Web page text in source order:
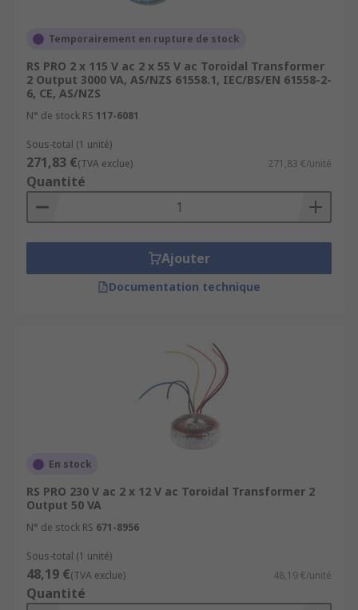
transformers and create less hum noise.
They present excellent value for money.
Toroidal cores take less energy to maintain
a magnetic field, and therefore use less
power.
Temporairement en rupture de stock
RS PRO 2 x 115 V ac 2 x 55 V ac Toroidal Transformer
2 Output 3000 VA, AS/NZS 61558.1, IEC/BS/EN 61558-2-
6, CE, AS/NZS
N° de stock RS 117-6081
Sous-total (1 unité)
271,83 €(TVA exclue) 271,83 €/unité
Quantité
Ajouter
Documentation technique
En stock
RS PRO 230 V ac 2 x 12 V ac Toroidal Transformer 2
Output 50 VA
N° de stock RS 671-8956
Sous-total (1 unité)
48,19 €(TVA exclue) 48,19 €/unité
Quantité